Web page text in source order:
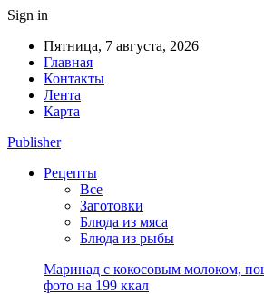
Sign in
Пятница, 7 августа, 2026
Главная
Контакты
Лента
Карта
Publisher
Рецепты
Все
Заготовки
Блюда из мяса
Блюда из рыбы
Маринад с кокосовым молоком,
фото на 199 ккал